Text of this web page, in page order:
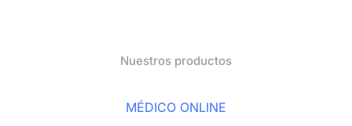
Nuestros productos
MÉDICO ONLINE